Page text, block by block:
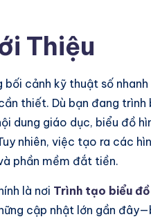
Thiệu
bối cảnh kỹ thuật số
thiết. Dù bạn đang
dung giáo dục, biểu đồ
nhiên, việc tạo ra các
phần mềm đắt tiền.
là nơi Trình tạo biểu
cập nhật lớn gần